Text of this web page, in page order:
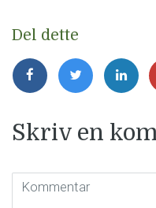
Del dette
Skriv en
Kommentar